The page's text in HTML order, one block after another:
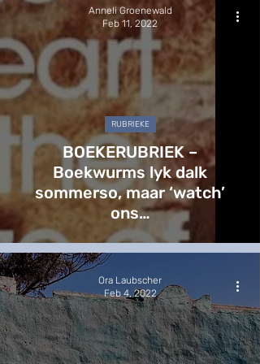
BOEKERUBRIEK –
Boekwurms lyk dalk
sommerso, maar ‘watch’
ons…
RUBRIEKE
Anneli Groenewald
Feb 11, 2022
Ora Laubscher
Feb 4, 2022